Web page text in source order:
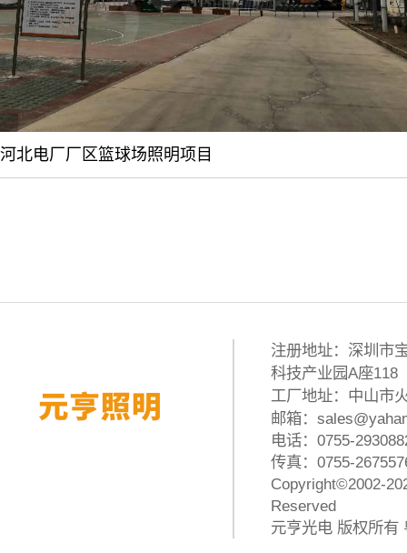
河北电厂厂区篮球场照明项目
注册地址：深圳市
科技产业园A座118
工厂地址：中山市
邮箱：
电话： 0755-
传真：0755-
Copyright©2002-
Reserved
元亨光电 版权所有